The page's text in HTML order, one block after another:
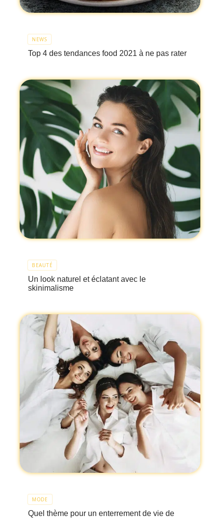
NEWS
Top 4 des tendances food 2021 à ne pas rater
BEAUTÉ
Un look naturel et éclatant avec le
skinimalisme
MODE
Quel thème pour un enterrement de vie de